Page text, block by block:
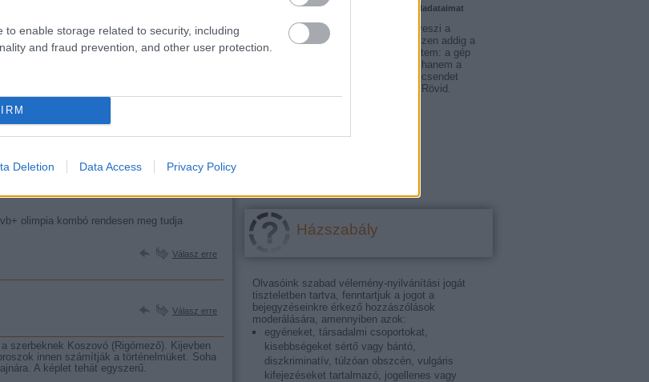
to enable storage related to security, including
and fraud prevention, and other user protection.
Deletion Data Access Privacy Policy
Egy reggel rájöttem: az AI már nem a feladataimat
Azt hiszed, az AI majd egyszer elveszi a
munkád? Én is így gondoltam, egészen addig a
reggelig, amikor a kávém fölött rájöttem: a gép
már rég nem a munkámra pályázik, hanem a
gondolataim mögötti csendre. Azt a csendet
figyeli, ahol a döntéseim születnek. Rövid.
Szinte fájdalmasan rövid ez a…
Házszabály
Olvasóink szabad vélemény-nyilvánítási jogát
tiszteletben tartva, fenntartjuk a jogot a
bejegyzéseinkre érkező hozzászólások
moderálására, amennyiben azok:
egyéneket, társadalmi csoportokat,
kisebbségeket sértő vagy bántó,
diszkriminatív, túlzóan obszcén, vulgáris
kifejezéseket tartalmazó, jogellenes vagy
értük aszolgáltatás technikaiüzemeltetője semmilyen felelősséget nem vállal,
olimpia kombó rendesen meg tudja
Válasz erre
Válasz erre
szerbeknek Koszovó (Rigómező). Kijevben
innen számítják a történelmüket. Soha
A képlet tehát egyszerű.